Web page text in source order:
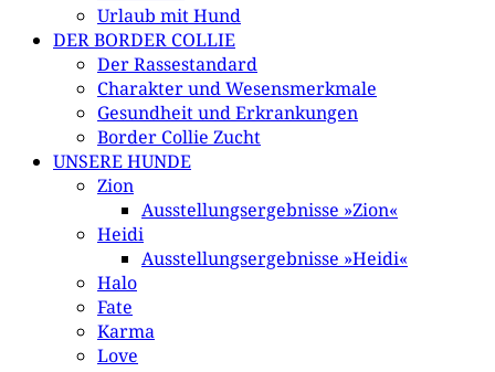
Urlaub mit Hund
DER BORDER COLLIE
Der Rassestandard
Charakter und Wesensmerkmale
Gesundheit und Erkrankungen
Border Collie Zucht
UNSERE HUNDE
Zion
Ausstellungsergebnisse »Zion«
Heidi
Ausstellungsergebnisse »Heidi«
Halo
Fate
Karma
Love